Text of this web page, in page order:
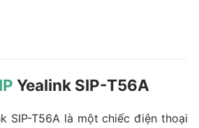
Yealink SIP-T56A
SIP-T56A là một chiếc điện thoại